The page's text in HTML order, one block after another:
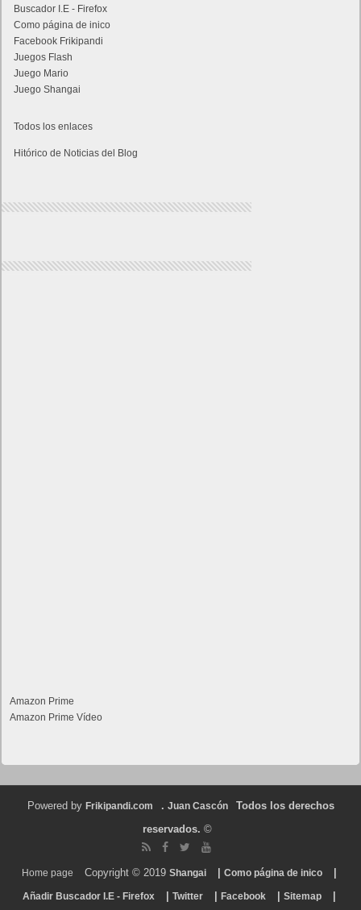
Buscador I.E - Firefox
Como página de inico
Facebook Frikipandi
Juegos Flash
Juego Mario
Juego Shangai
Todos los enlaces
Hitórico de Noticias del Blog
Amazon Prime
Amazon Prime Vídeo
Powered by Frikipandi.com . Juan Cascón
Todos los derechos
reservados. ©
Home page Copyright © 2019 Shangai Como página de inico
Añadir Buscador I.E - Firefox Twitter Facebook Sitemap